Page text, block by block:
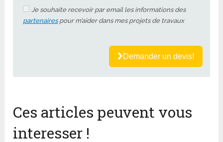
Je souhaite recevoir par email les informations des
partenairespour m’aider dans mes projets de travaux
Demander un devis!
Ces articles peuvent vous
interesser !